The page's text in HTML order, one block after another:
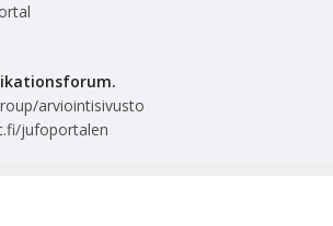
arviointisivusto
jufoportalen